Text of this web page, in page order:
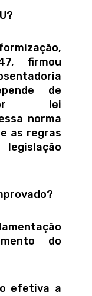
firmou
de
por lei
norma
as regras
do
efetiva a